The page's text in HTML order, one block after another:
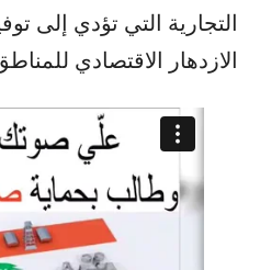
التجارية التي تؤدي إلى
الازدهار الاقتصادي